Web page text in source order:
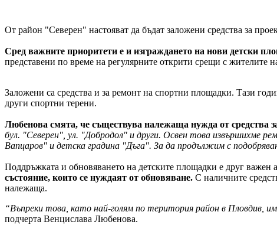
От район "Северен" настояват да бъдат заложени средства за
Сред важните приоритети е и изграждането на нови детски
представени по време на регулярните открити срещи с жителите
Заложени са средства и за ремонт на спортни площадки. Тази
други спортни терени.
Любенова смята, че съществува належаща нужда от средства
бул. "Северен", ул. "Добродол" и други. Освен това извършихме
Вапцаров" и детска градина "Дъга". За да продължим с
Поддръжката и обновяването на детските площадки е друг
състояние, които се нуждаят от обновяване. С наличните
належаща.
“Въпреки това, като най-голям по територия район в Пловдив,
подчерта Венцислава Любенова.